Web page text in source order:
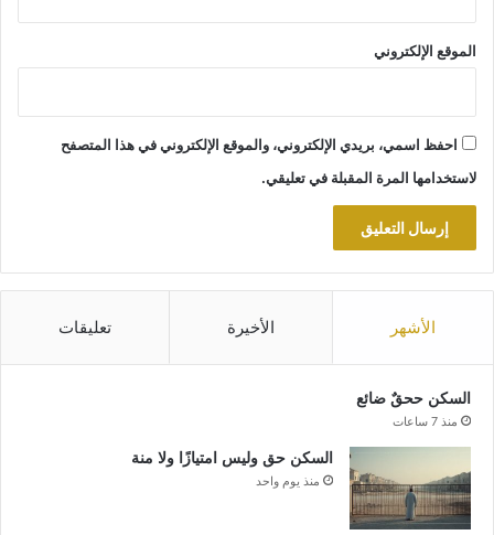
الموقع الإلكتروني
احفظ اسمي، بريدي الإلكتروني، والموقع الإلكتروني في هذا المتصفح
لاستخدامها المرة المقبلة في تعليقي.
الأشهر الأخيرة تعليقات
السكن ححقٌ ضائع
منذ 7 ساعات
السكن حق وليس امتيازًا ولا منة
منذ يوم واحد